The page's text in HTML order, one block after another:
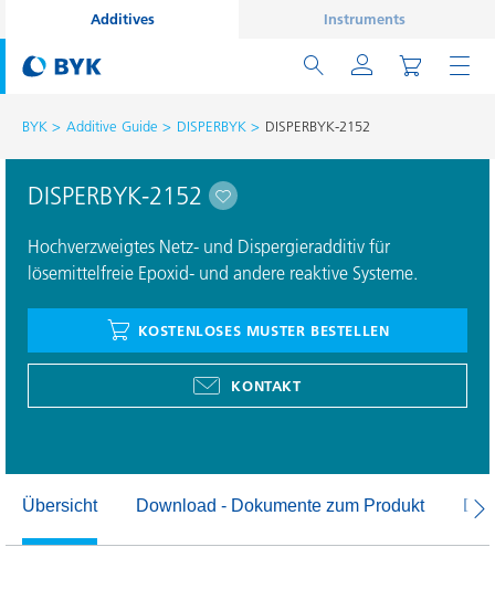
Additives Instruments
BYK Additive Guide DISPERBYK DISPERBYK-2152
DISPERBYK-2152
Hochverzweigtes Netz- und Dispergieradditiv für
lösemittelfreie Epoxid- und andere reaktive Systeme.
KOSTENLOSES MUSTER BESTELLEN
KONTAKT
Übersicht Download - Dokumente zum Produkt